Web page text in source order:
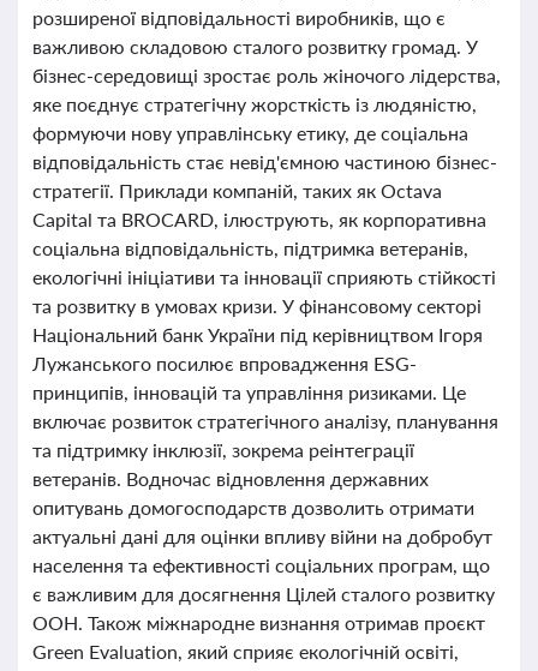
розширеної відповідальності виробників, що є
важливою складовою сталого розвитку громад. У
бізнес-середовищі зростає роль жіночого лідерства,
яке поєднує стратегічну жорсткість із людяністю,
формуючи нову управлінську етику, де соціальна
відповідальність стає невід'ємною частиною бізнес-
стратегії. Приклади компаній, таких як Octava
Capital та BROCARD, ілюструють, як корпоративна
соціальна відповідальність, підтримка ветеранів,
екологічні ініціативи та інновації сприяють стійкості
та розвитку в умовах кризи. У фінансовому секторі
Національний банк України під керівництвом Ігоря
Лужанського посилює впровадження ESG-
принципів, інновацій та управління ризиками. Це
включає розвиток стратегічного аналізу, планування
та підтримку інклюзії, зокрема реінтеграції
ветеранів. Водночас відновлення державних
опитувань домогосподарств дозволить отримати
актуальні дані для оцінки впливу війни на добробут
населення та ефективності соціальних програм, що
є важливим для досягнення Цілей сталого розвитку
ООН. Також міжнародне визнання отримав проєкт
Green Evaluation, який сприяє екологічній освіті,